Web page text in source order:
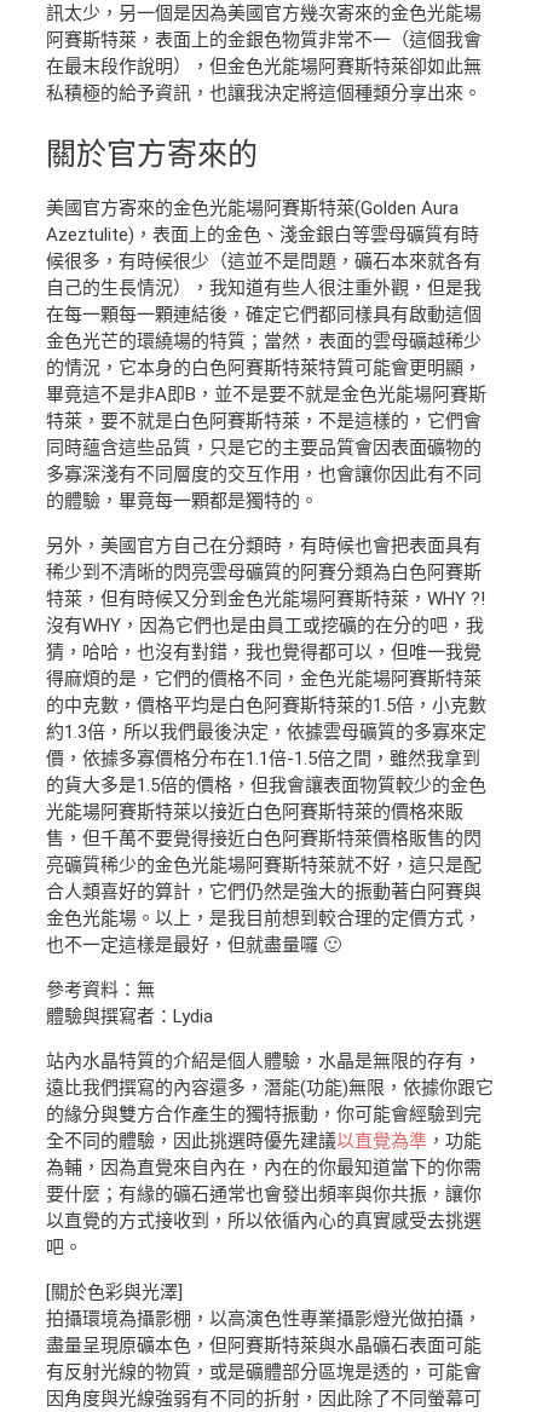
訊太少，另一個是因為美國官方幾次寄來的金色光能場
阿賽斯特萊，表面上的金銀色物質非常不一（這個我會
在最末段作說明），但金色光能場阿賽斯特萊卻如此無
私積極的給予資訊，也讓我決定將這個種類分享出來。
關於官方寄來的
美國官方寄來的金色光能場阿賽斯特萊(Golden Aura
Azeztulite)，表面上的金色、淺金銀白等雲母礦質有時
候很多，有時候很少（這並不是問題，礦石本來就各有
自己的生長情況），我知道有些人很注重外觀，但是我
在每一顆每一顆連結後，確定它們都同樣具有啟動這個
金色光芒的環繞場的特質；當然，表面的雲母礦越稀少
的情況，它本身的白色阿賽斯特萊特質可能會更明顯，
畢竟這不是非A即B，並不是要不就是金色光能場阿賽斯
特萊，要不就是白色阿賽斯特萊，不是這樣的，它們會
同時蘊含這些品質，只是它的主要品質會因表面礦物的
多寡深淺有不同層度的交互作用，也會讓你因此有不同
的體驗，畢竟每一顆都是獨特的。
另外，美國官方自己在分類時，有時候也會把表面具有
稀少到不清晰的閃亮雲母礦質的阿賽分類為白色阿賽斯
特萊，但有時候又分到金色光能場阿賽斯特萊，WHY ?!
沒有WHY，因為它們也是由員工或挖礦的在分的吧，我
猜，哈哈，也沒有對錯，我也覺得都可以，但唯一我覺
得麻煩的是，它們的價格不同，金色光能場阿賽斯特萊
的中克數，價格平均是白色阿賽斯特萊的1.5倍，小克數
約1.3倍，所以我們最後決定，依據雲母礦質的多寡來定
價，依據多寡價格分布在1.1倍-1.5倍之間，雖然我拿到
的貨大多是1.5倍的價格，但我會讓表面物質較少的金色
光能場阿賽斯特萊以接近白色阿賽斯特萊的價格來販
售，但千萬不要覺得接近白色阿賽斯特萊價格販售的閃
亮礦質稀少的金色光能場阿賽斯特萊就不好，這只是配
合人類喜好的算計，它們仍然是強大的振動著白阿賽與
金色光能場。以上，是我目前想到較合理的定價方式，
也不一定這樣是最好，但就盡量囉 🙂
參考資料：無
體驗與撰寫者：Lydia
站內水晶特質的介紹是個人體驗，水晶是無限的存有，
遠比我們撰寫的內容還多，潛能(功能)無限，依據你跟它
的緣分與雙方合作產生的獨特振動，你可能會經驗到完
全不同的體驗，因此挑選時優先建議以直覺為準 ，功能
為輔，因為直覺來自內在，內在的你最知道當下的你需
要什麼；有緣的礦石通常也會發出頻率與你共振，讓你
以直覺的方式接收到，所以依循內心的真實感受去挑選
吧。
[關於色彩與光澤]
拍攝環境為攝影棚，以高演色性專業攝影燈光做拍攝，
盡量呈現原礦本色，但阿賽斯特萊與水晶礦石表面可能
有反射光線的物質，或是礦體部分區塊是透的，可能會
因角度與光線強弱有不同的折射，因此除了不同螢幕可